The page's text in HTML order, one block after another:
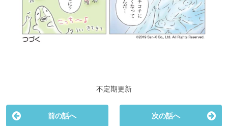
不定期更新
前の話へ 次の話へ